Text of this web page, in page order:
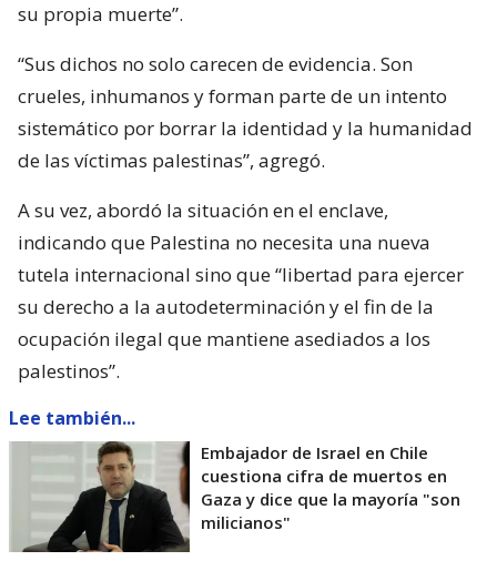
su propia muerte”.
“Sus dichos no solo carecen de evidencia. Son
crueles, inhumanos y forman parte de un intento
sistemático por borrar la identidad y la humanidad
de las víctimas palestinas”, agregó.
A su vez, abordó la situación en el enclave,
indicando que Palestina no necesita una nueva
tutela internacional sino que “libertad para ejercer
su derecho a la autodeterminación y el fin de la
ocupación ilegal que mantiene asediados a los
palestinos”.
Lee también...
Embajador de Israel en Chile
cuestiona cifra de muertos en
Gaza y dice que la mayoría "son
milicianos"